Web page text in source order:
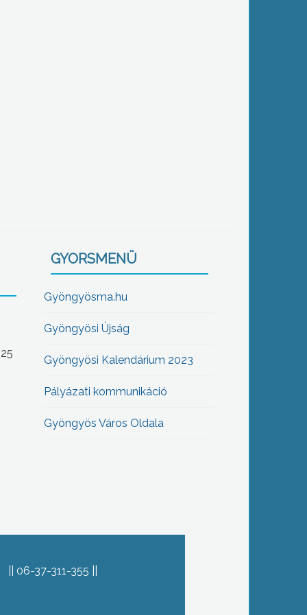
GYORSMENÜ
Gyöngyösma.hu
Gyöngyösi Újság
Gyöngyösi Kalendárium 2023
Pályázati kommunikáció
Gyöngyös Város Oldala
06-37-311-355